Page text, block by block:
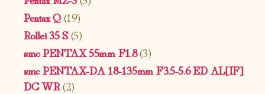
Pentax Q(19)
Rollei 35 S(5)
smc PENTAX 55mm F1.8(3)
smc PENTAX-DA 18-135mm F3.5-5.6 ED AL[IF]
DC WR(2)